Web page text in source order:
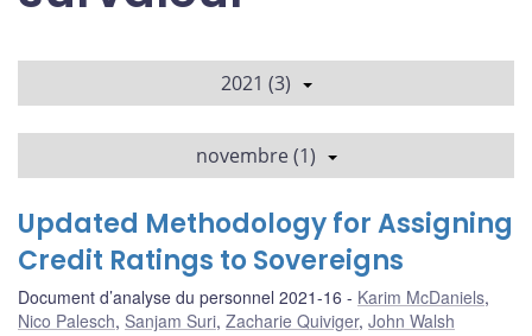
2021 (3)
novembre (1)
Updated Methodology for Assigning
Credit Ratings to Sovereigns
Document d’analyse du personnel 2021-16 Karim McDaniels,
Nico Palesch, Sanjam Suri, Zacharie Quiviger, John Walsh